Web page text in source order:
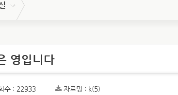
영입니다
수 : 22933 자료명 : k(5)